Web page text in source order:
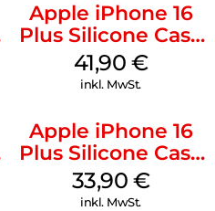
Apple iPhone 16
Plus Silicone Case
MagSafe Stone
Gray
41,90 €
inkl. MwSt.
Apple iPhone 16
Plus Silicone Case
MagSafe Lake
Green
33,90 €
inkl. MwSt.